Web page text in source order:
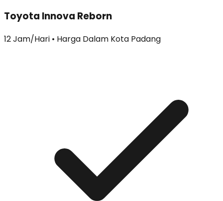
Toyota Innova Reborn
12 Jam/Hari • Harga Dalam Kota Padang